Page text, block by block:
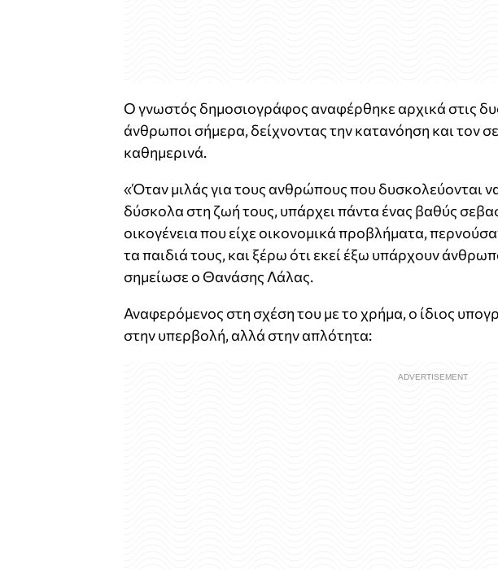
Ο γνωστός δημοσιογράφος αναφέρθηκε αρχικά στις
άνθρωποι σήμερα, δείχνοντας την κατανόηση και τον
καθημερινά.
«Όταν μιλάς για τους ανθρώπους που δυσκολεύονται
δύσκολα στη ζωή τους, υπάρχει πάντα ένας βαθύς
οικογένεια που είχε οικονομικά προβλήματα,
τα παιδιά τους, και ξέρω ότι εκεί έξω υπάρχουν
σημείωσε ο Θανάσης Λάλας.
Αναφερόμενος στη σχέση του με το χρήμα, ο ίδιος
στην υπερβολή, αλλά στην απλότητα: